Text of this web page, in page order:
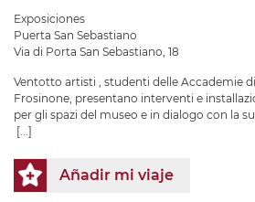
Exposiciones
Puerta San Sebastiano
Via di Porta San Sebastiano, 18
Ventotto artisti , studenti delle Accademie
Frosinone, presentano interventi e
per gli spazi del museo e in dialogo con la
[...]
Añadir mi viaje